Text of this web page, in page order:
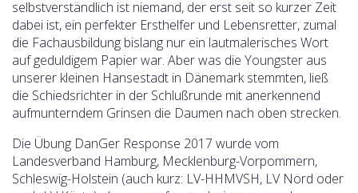
selbstverständlich ist niemand, der erst seit so kurzer Zeit
dabei ist, ein perfekter Ersthelfer und Lebensretter, zumal
die Fachausbildung bislang nur ein lautmalerisches Wort
auf geduldigem Papier war. Aber was die Youngster aus
unserer kleinen Hansestadt in Dänemark stemmten, ließ
die Schiedsrichter in der Schlußrunde mit anerkennend
aufmunterndem Grinsen die Daumen nach oben strecken.
Die Übung DanGer Response 2017 wurde vom
Landesverband Hamburg, Mecklenburg-Vorpommern,
Schleswig-Holstein (auch kurz: LV-HHMVSH, LV Nord oder